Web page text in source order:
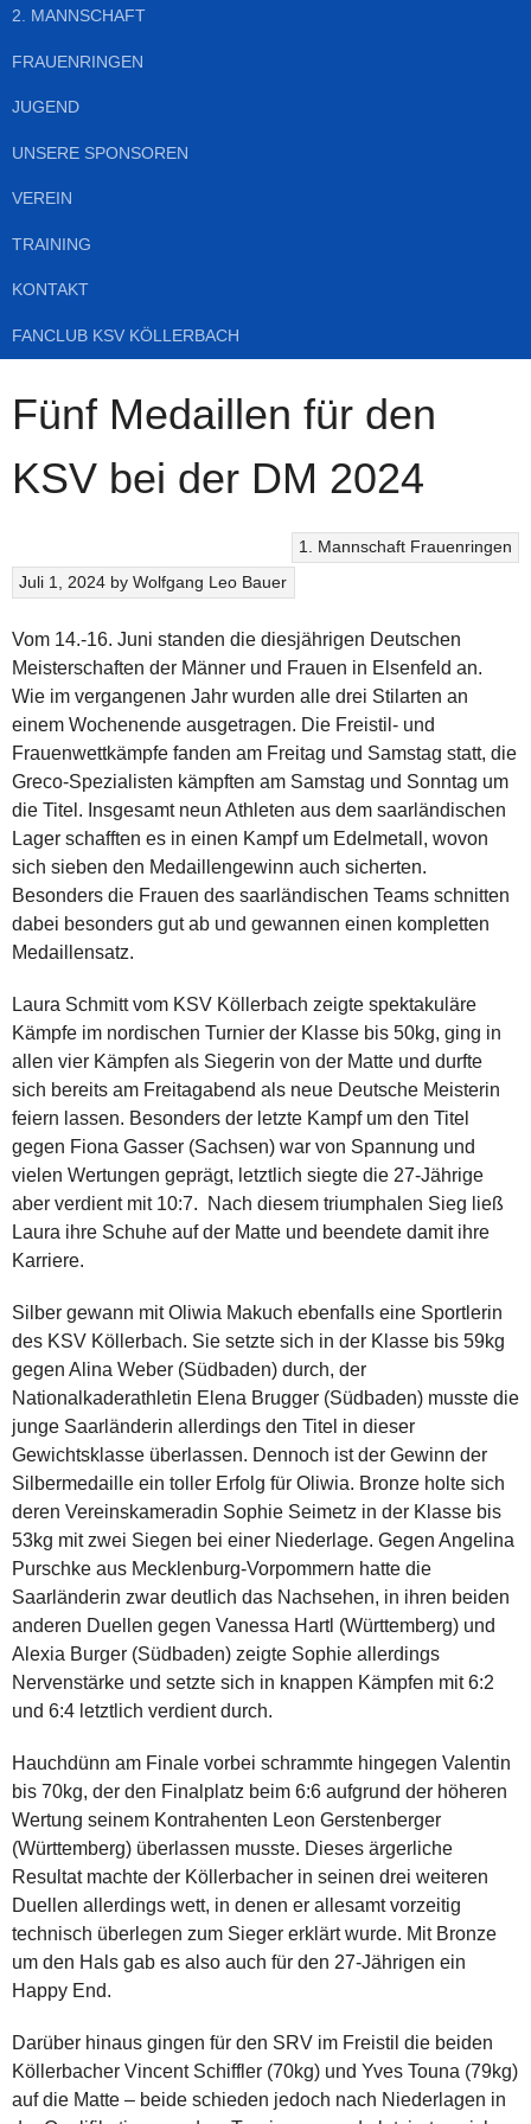
2. MANNSCHAFT
FRAUENRINGEN
JUGEND
UNSERE SPONSOREN
VEREIN
TRAINING
KONTAKT
FANCLUB KSV KÖLLERBACH
Fünf Medaillen für den
KSV bei der DM 2024
1. Mannschaft Frauenringen
Juli 1, 2024 byWolfgang Leo Bauer
Vom 14.-16. Juni standen die diesjährigen Deutschen
Meisterschaften der Männer und Frauen in Elsenfeld an.
Wie im vergangenen Jahr wurden alle drei Stilarten an
einem Wochenende ausgetragen. Die Freistil- und
Frauenwettkämpfe fanden am Freitag und Samstag statt, die
Greco-Spezialisten kämpften am Samstag und Sonntag um
die Titel. Insgesamt neun Athleten aus dem saarländischen
Lager schafften es in einen Kampf um Edelmetall, wovon
sich sieben den Medaillengewinn auch sicherten.
Besonders die Frauen des saarländischen Teams schnitten
dabei besonders gut ab und gewannen einen kompletten
Medaillensatz.
Laura Schmitt vom KSV Köllerbach zeigte spektakuläre
Kämpfe im nordischen Turnier der Klasse bis 50kg, ging in
allen vier Kämpfen als Siegerin von der Matte und durfte
sich bereits am Freitagabend als neue Deutsche Meisterin
feiern lassen. Besonders der letzte Kampf um den Titel
gegen Fiona Gasser (Sachsen) war von Spannung und
vielen Wertungen geprägt, letztlich siegte die 27-Jährige
aber verdient mit 10:7. Nach diesem triumphalen Sieg ließ
Laura ihre Schuhe auf der Matte und beendete damit ihre
Karriere.
Silber gewann mit Oliwia Makuch ebenfalls eine Sportlerin
des KSV Köllerbach. Sie setzte sich in der Klasse bis 59kg
gegen Alina Weber (Südbaden) durch, der
Nationalkaderathletin Elena Brugger (Südbaden) musste die
junge Saarländerin allerdings den Titel in dieser
Gewichtsklasse überlassen. Dennoch ist der Gewinn der
Silbermedaille ein toller Erfolg für Oliwia. Bronze holte sich
deren Vereinskameradin Sophie Seimetz in der Klasse bis
53kg mit zwei Siegen bei einer Niederlage. Gegen Angelina
Purschke aus Mecklenburg-Vorpommern hatte die
Saarländerin zwar deutlich das Nachsehen, in ihren beiden
anderen Duellen gegen Vanessa Hartl (Württemberg) und
Alexia Burger (Südbaden) zeigte Sophie allerdings
Nervenstärke und setzte sich in knappen Kämpfen mit 6:2
und 6:4 letztlich verdient durch.
Hauchdünn am Finale vorbei schrammte hingegen Valentin
bis 70kg, der den Finalplatz beim 6:6 aufgrund der höheren
Wertung seinem Kontrahenten Leon Gerstenberger
(Württemberg) überlassen musste. Dieses ärgerliche
Resultat machte der Köllerbacher in seinen drei weiteren
Duellen allerdings wett, in denen er allesamt vorzeitig
technisch überlegen zum Sieger erklärt wurde. Mit Bronze
um den Hals gab es also auch für den 27-Jährigen ein
Happy End.
Darüber hinaus gingen für den SRV im Freistil die beiden
Köllerbacher Vincent Schiffler (70kg) und Yves Touna (79kg)
auf die Matte – beide schieden jedoch nach Niederlagen in